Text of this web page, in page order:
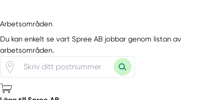
Arbetsområden
Du kan enkelt se vart Spree AB jobbar genom listan av
arbetsområden.